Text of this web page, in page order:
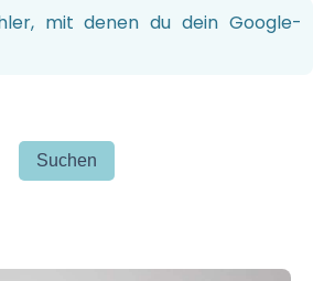
mit denen du dein Google-